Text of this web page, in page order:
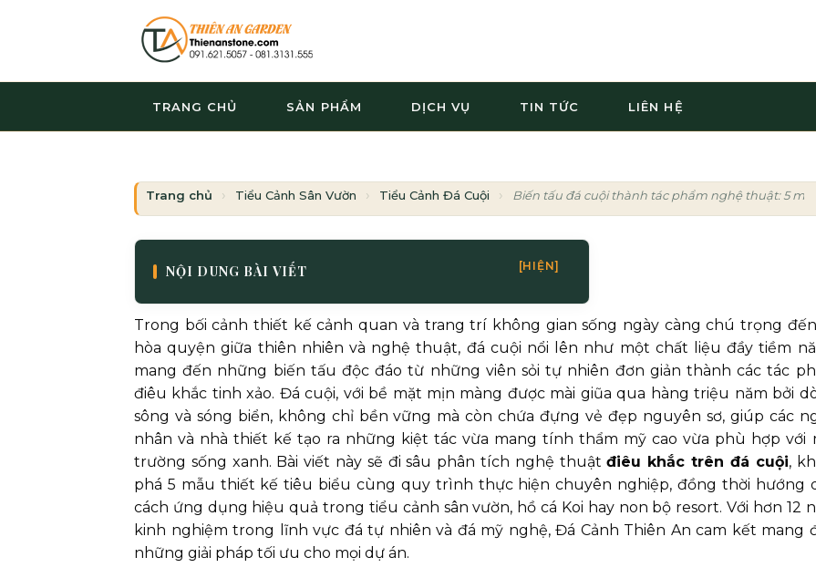
dung
TRANG CHỦ SẢN PHẨM DỊCH VỤ TIN TỨC LIÊN HỆ
Trang chủ Tiểu Cảnh Sân Vườn Tiểu Cảnh Đá Cuội Biến tấu đá cuội thành tác phẩm nghệ thuật: 5
NỘI DUNG BÀI VIẾT [HIỆN]
Trong bối cảnh thiết kế cảnh quan và trang trí không gian sống ngày càng chú trọng
hòa quyện giữa thiên nhiên và nghệ thuật, đá cuội nổi lên như một chất liệu đầy tiềm
mang đến những biến tấu độc đáo từ những viên sỏi tự nhiên đơn giản thành các tác
điêu khắc tinh xảo. Đá cuội, với bề mặt mịn màng được mài giũa qua hàng triệu năm bởi
sông và sóng biển, không chỉ bền vững mà còn chứa đựng vẻ đẹp nguyên sơ, giúp các
nhân và nhà thiết kế tạo ra những kiệt tác vừa mang tính thẩm mỹ cao vừa phù hợp với
trường sống xanh. Bài viết này sẽ đi sâu phân tích nghệ thuậtđiêu khắc trên đá cuội,
phá 5 mẫu thiết kế tiêu biểu cùng quy trình thực hiện chuyên nghiệp, đồng thời hướng
cách ứng dụng hiệu quả trong tiểu cảnh sân vườn, hồ cá Koi hay non bộ resort. Với hơn 12
kinh nghiệm trong lĩnh vực đá tự nhiên và đá mỹ nghệ, Đá Cảnh Thiên An cam kết mang
những giải pháp tối ưu cho mọi dự án.